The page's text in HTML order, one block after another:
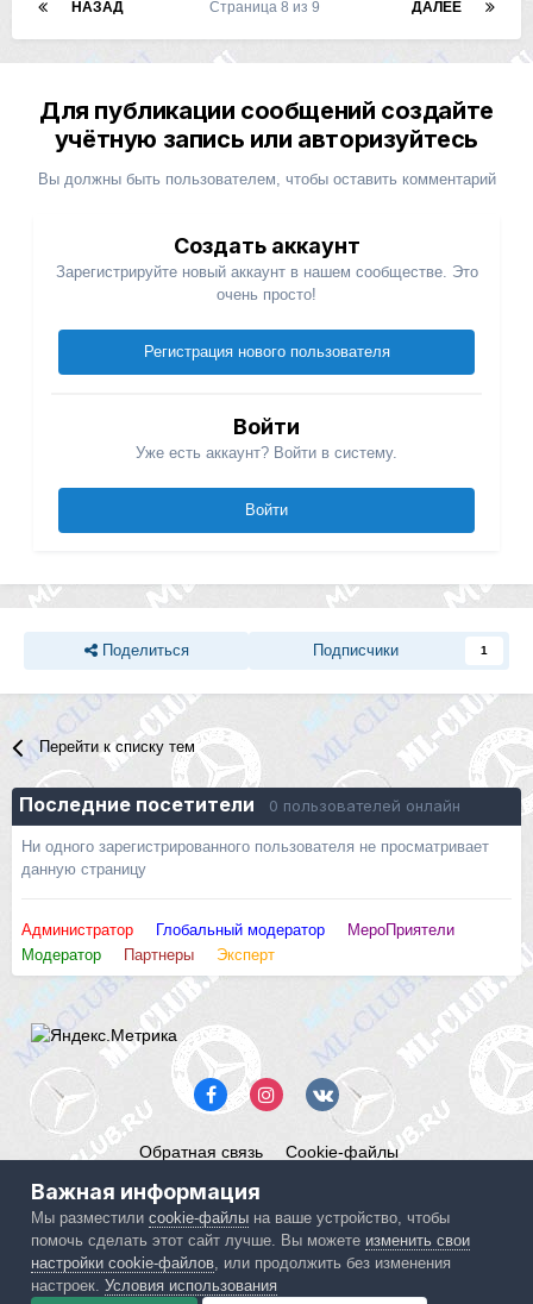
НАЗАД ДАЛЕЕ
Страница 8 из 9
Для публикации сообщений создайте
учётную запись или авторизуйтесь
Вы должны быть пользователем, чтобы оставить комментарий
Создать аккаунт
Зарегистрируйте новый аккаунт в нашем сообществе. Это
очень просто!
Регистрация нового пользователя
Войти
Уже есть аккаунт? Войти в систему.
Войти
Поделиться Подписчики 1
Перейти к списку тем
Последние посетители 0 пользователей онлайн
Ни одного зарегистрированного пользователя не просматривает
данную страницу
Администратор Глобальный модератор
МероПриятели
Модератор
Партнеры Эксперт
Обратная связь Cookie-файлы
Powered by Invision Community
Важная информация
Мы разместилиcookie-файлы на ваше устройство, чтобы
помочь сделать этот сайт лучше. Вы можете изменить свои
настройки cookie-файлов , или продолжить без изменения
настроек.Условия использования
IPS spam blocked by CleanTalk.